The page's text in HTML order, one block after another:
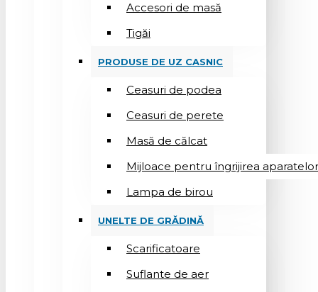
Accesori de masă
Tigăi
PRODUSE DE UZ CASNIC
Ceasuri de podea
Ceasuri de perete
Masă de călcat
Mijloace pentru îngrijirea
Lampa de birou
UNELTE DE GRĂDINĂ
Scarificatoare
Suflantе de aer